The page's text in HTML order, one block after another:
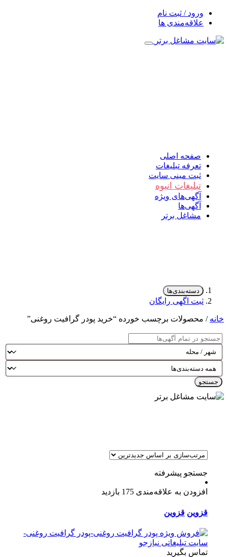
ورود / ثبت نام
علاقه‌مندی ها
صفحه اصلی
تعرفه تبلیغات
ثبت مینی سایت
تبلیغات انبوه
آگهی‌های ویژه
آگهی‌ها
مشاغل برتر
دسته‌بندی‌ها
ثبت اگهی رایگان
خانه / محصولات برچسب خورده “خرید پودر گرافیت روغنی”
جستجو
جستجو پیشرفته
افزودن به علاقه‌مندی 175 بازدید
قزوین قزوین
تماس بگیرید